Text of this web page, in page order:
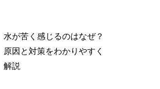
水が苦く感じるのはなぜ？
原因と対策をわかりやすく
解説